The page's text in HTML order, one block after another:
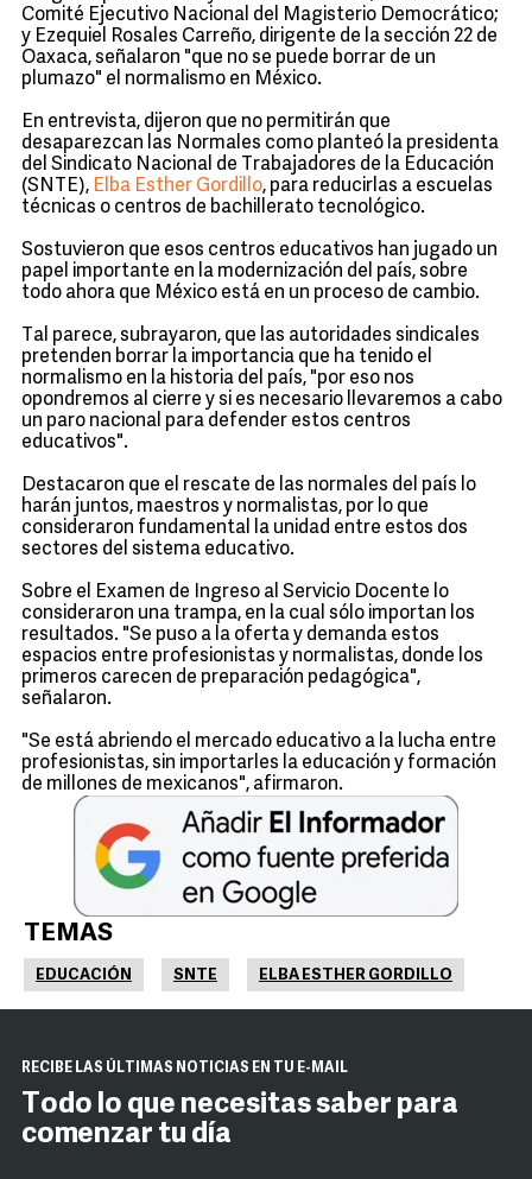
Comité Ejecutivo Nacional del Magisterio Democrático;
y Ezequiel Rosales Carreño, dirigente de la sección 22 de
Oaxaca, señalaron "que no se puede borrar de un
plumazo" el normalismo en México.
En entrevista, dijeron que no permitirán que
desaparezcan las Normales como planteó la presidenta
del Sindicato Nacional de Trabajadores de la Educación
(SNTE), Elba Esther Gordillo, para reducirlas a escuelas
técnicas o centros de bachillerato tecnológico.
Sostuvieron que esos centros educativos han jugado un
papel importante en la modernización del país, sobre
todo ahora que México está en un proceso de cambio.
Tal parece, subrayaron, que las autoridades sindicales
pretenden borrar la importancia que ha tenido el
normalismo en la historia del país, "por eso nos
opondremos al cierre y si es necesario llevaremos a cabo
un paro nacional para defender estos centros
educativos".
Destacaron que el rescate de las normales del país lo
harán juntos, maestros y normalistas, por lo que
consideraron fundamental la unidad entre estos dos
sectores del sistema educativo.
Sobre el Examen de Ingreso al Servicio Docente lo
consideraron una trampa, en la cual sólo importan los
resultados. "Se puso a la oferta y demanda estos
espacios entre profesionistas y normalistas, donde los
primeros carecen de preparación pedagógica",
señalaron.
"Se está abriendo el mercado educativo a la lucha entre
profesionistas, sin importarles la educación y formación
de millones de mexicanos", afirmaron.
TEMAS
EDUCACIÓN SNTE ELBA ESTHER GORDILLO
RECIBE LAS ÚLTIMAS NOTICIAS EN TU E-MAIL
Todo lo que necesitas saber para
comenzar tu día